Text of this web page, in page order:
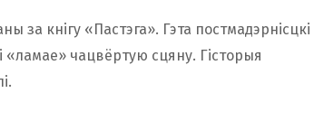
за кнігу «Пастэга». Гэта постмадэрнісцкі
«ламае» чацвёртую сцяну. Гісторыя